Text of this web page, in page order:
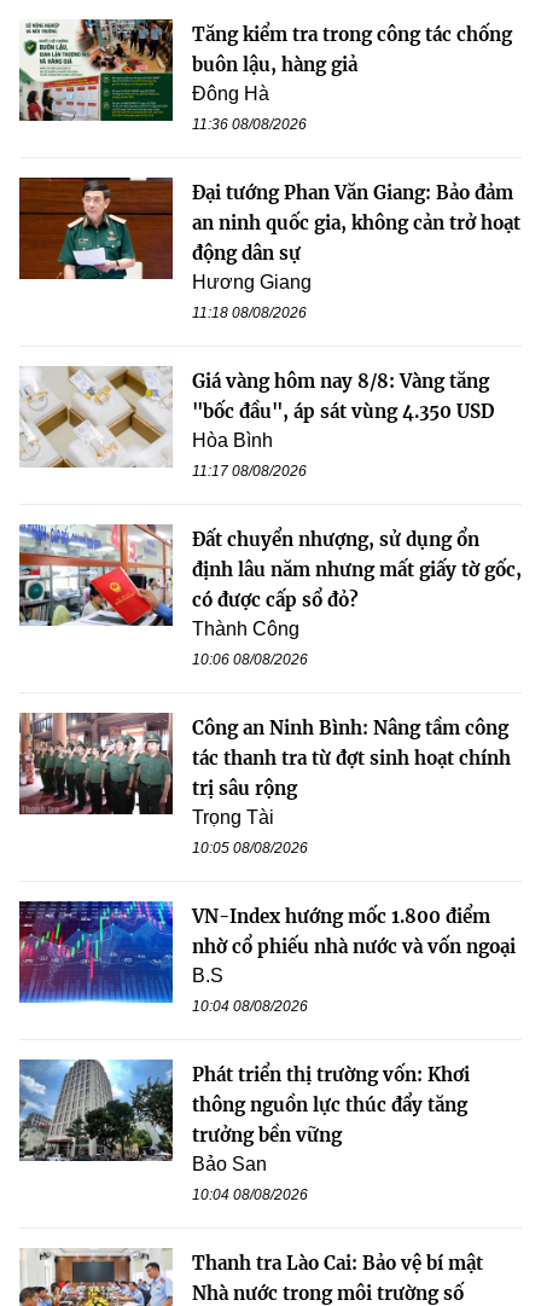
Tăng kiểm tra trong công tác chống
buôn lậu, hàng giả
Đông Hà
11:36 08/08/2026
Đại tướng Phan Văn Giang: Bảo đảm
an ninh quốc gia, không cản trở hoạt
động dân sự
Hương Giang
11:18 08/08/2026
Giá vàng hôm nay 8/8: Vàng tăng
"bốc đầu", áp sát vùng 4.350 USD
Hòa Bình
11:17 08/08/2026
Đất chuyển nhượng, sử dụng ổn
định lâu năm nhưng mất giấy tờ gốc,
có được cấp sổ đỏ?
Thành Công
10:06 08/08/2026
Công an Ninh Bình: Nâng tầm công
tác thanh tra từ đợt sinh hoạt chính
trị sâu rộng
Trọng Tài
10:05 08/08/2026
VN-Index hướng mốc 1.800 điểm
nhờ cổ phiếu nhà nước và vốn ngoại
B.S
10:04 08/08/2026
Phát triển thị trường vốn: Khơi
thông nguồn lực thúc đẩy tăng
trưởng bền vững
Bảo San
10:04 08/08/2026
Thanh tra Lào Cai: Bảo vệ bí mật
Nhà nước trong môi trường số